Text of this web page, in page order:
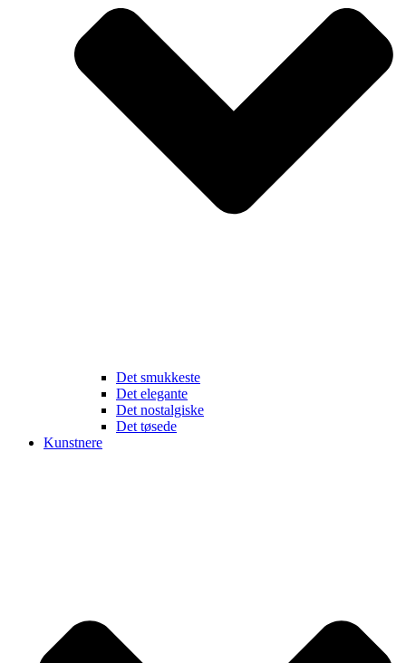
Det smukkeste
Det elegante
Det nostalgiske
Det tøsede
Kunstnere